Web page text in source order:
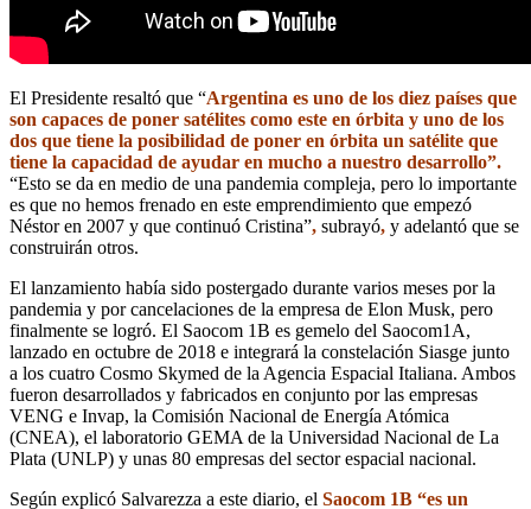
El Presidente resaltó que “Argentina es uno de los diez países que
son capaces de poner satélites como este en órbita y uno de los
dos que tiene la posibilidad de poner en órbita un satélite que
tiene la capacidad de ayudar en mucho a nuestro desarrollo”.
“Esto se da en medio de una pandemia compleja, pero lo importante
es que no hemos frenado en este emprendimiento que empezó
Néstor en 2007 y que continuó Cristina”, subrayó, y adelantó que se
construirán otros.
El lanzamiento había sido postergado durante varios meses por la
pandemia y por cancelaciones de la empresa de Elon Musk, pero
finalmente se logró. El Saocom 1B es gemelo del Saocom1A,
lanzado en octubre de 2018 e integrará la constelación Siasge junto
a los cuatro Cosmo Skymed de la Agencia Espacial Italiana. Ambos
fueron desarrollados y fabricados en conjunto por las empresas
VENG e Invap, la Comisión Nacional de Energía Atómica
(CNEA), el laboratorio GEMA de la Universidad Nacional de La
Plata (UNLP) y unas 80 empresas del sector espacial nacional.
Según explicó Salvarezza a este diario, el Saocom 1B “es un